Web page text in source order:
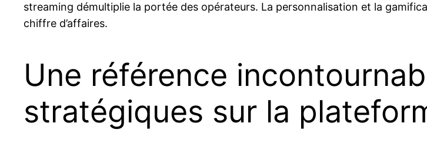
streaming démultiplie la portée des opérateurs. La personnalisation et la
chiffre d’affaires.
Une référence
stratégiques sur la